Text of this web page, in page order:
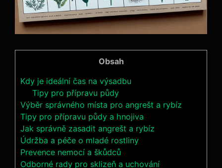
Obsah
Kdy je ideální čas na výsadbu
Tipy pro přípravu půdy
Výběr správného místa pro angrešt a rybíz
Tipy pro přípravu půdy a hnojiva
Jak správně zasadit angrešt a rybíz
Údržba a péče o mladé rostliny
Prevence nemocí a škůdců
Odborné rady pro sklizeň a uchování